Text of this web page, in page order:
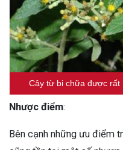
Cây từ bi chữa được rất
Nhược điểm:
Bên cạnh những ưu điểm